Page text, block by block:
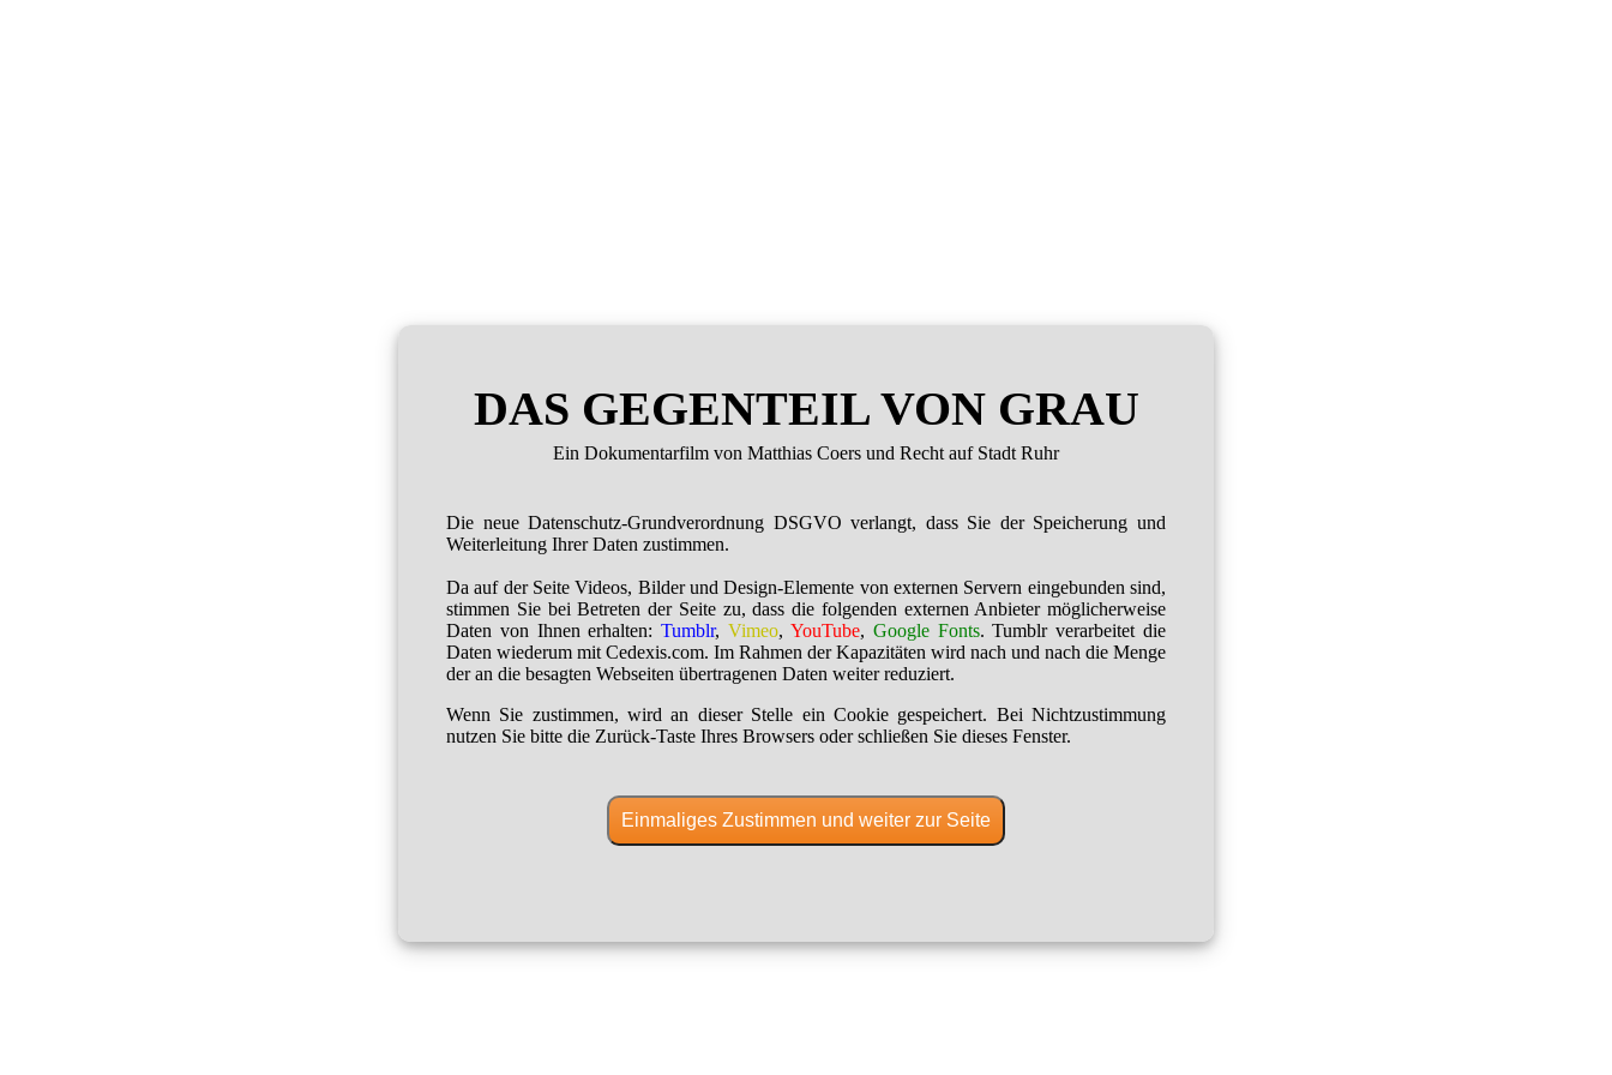
DAS GEGENTEIL VON GRAU
Ein Dokumentarfilm von Matthias Coers und Recht auf Stadt Ruhr
Die neue Datenschutz-Grundverordnung DSGVO verlangt, dass Sie der Speicherung und
Weiterleitung Ihrer Daten zustimmen.
Da auf der Seite Videos, Bilder und Design-Elemente von externen Servern eingebunden sind,
stimmen Sie bei Betreten der Seite zu, dass die folgenden externen Anbieter möglicherweise
Daten von Ihnen erhalten:Tumblr,Vimeo, YouTube, Google Fonts. Tumblr verarbeitet die
Daten wiederum mit Cedexis.com. Im Rahmen der Kapazitäten wird nach und nach die Menge
der an die besagten Webseiten übertragenen Daten weiter reduziert.
Wenn Sie zustimmen, wird an dieser Stelle ein Cookie gespeichert. Bei Nichtzustimmung
nutzen Sie bitte die Zurück-Taste Ihres Browsers oder schließen Sie dieses Fenster.
Einmaliges Zustimmen und weiter zur Seite